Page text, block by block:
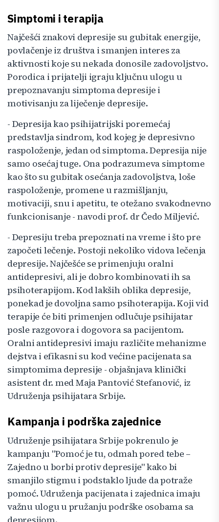
Simptomi i terapija
Najčešći znakovi depresije su gubitak energije,
povlačenje iz društva i smanjen interes za
aktivnosti koje su nekada donosile zadovoljstvo.
Porodica i prijatelji igraju ključnu ulogu u
prepoznavanju simptoma depresije i
motivisanju za liječenje depresije.
- Depresija kao psihijatrijski poremećaj
predstavlja sindrom, kod kojeg je depresivno
raspoloženje, jedan od simptoma. Depresija nije
samo osećaj tuge. Ona podrazumeva simptome
kao što su gubitak osećanja zadovoljstva, loše
raspoloženje, promene u razmišljanju,
motivaciji, snu i apetitu, te otežano svakodnevno
funkcionisanje - navodi prof. dr Čedo Miljević.
- Depresiju treba prepoznati na vreme i što pre
započeti lečenje. Postoji nekoliko vidova lečenja
depresije. Najčešće se primenjuju oralni
antidepresivi, ali je dobro kombinovati ih sa
psihoterapijom. Kod lakših oblika depresije,
ponekad je dovoljna samo psihoterapija. Koji vid
terapije će biti primenjen odlučuje psihijatar
posle razgovora i dogovora sa pacijentom.
Oralni antidepresivi imaju različite mehanizme
dejstva i efikasni su kod većine pacijenata sa
simptomima depresije - objašnjava klinički
asistent dr. med Maja Pantović Stefanović, iz
Udruženja psihijatara Srbije.
Kampanja i podrška zajednice
Udruženje psihijatara Srbije pokrenulo je
kampanju "Pomoć je tu, odmah pored tebe –
Zajedno u borbi protiv depresije" kako bi
smanjilo stigmu i podstaklo ljude da potraže
pomoć. Udruženja pacijenata i zajednica imaju
važnu ulogu u pružanju podrške osobama sa